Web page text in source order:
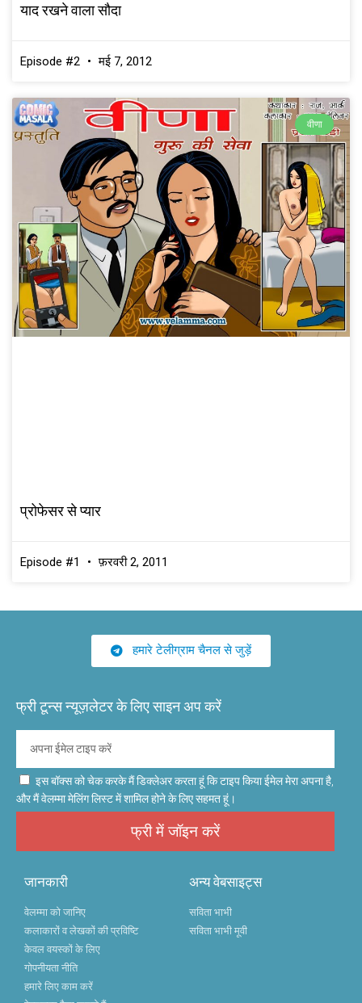
याद रखने वाला सौदा
Episode #2 मई 7, 2012
वीणा
प्रोफेसर से प्यार
Episode #1 फ़रवरी 2, 2011
हमारे टेलीग्राम चैनल से जुड़ें
फ्री टून्स न्यूज़लेटर के लिए साइन अप करें
इस बॉक्स को चेक करके मैं डिक्लेअर करता हूं कि टाइप किया ईमेल मेरा अपना है,
और मैं वेलम्मा मेलिंग लिस्ट में शामिल होने के लिए सहमत हूं।
फ्री में जॉइन करें
जानकारी
वेलम्मा को जानिए
कलाकारों व लेखकों की प्रविष्टि
केवल वयस्कों के लिए
गोपनीयता नीति
हमारे लिए काम करें
अन्य वेबसाइट्स
सविता भाभी
सविता भाभी मूवी